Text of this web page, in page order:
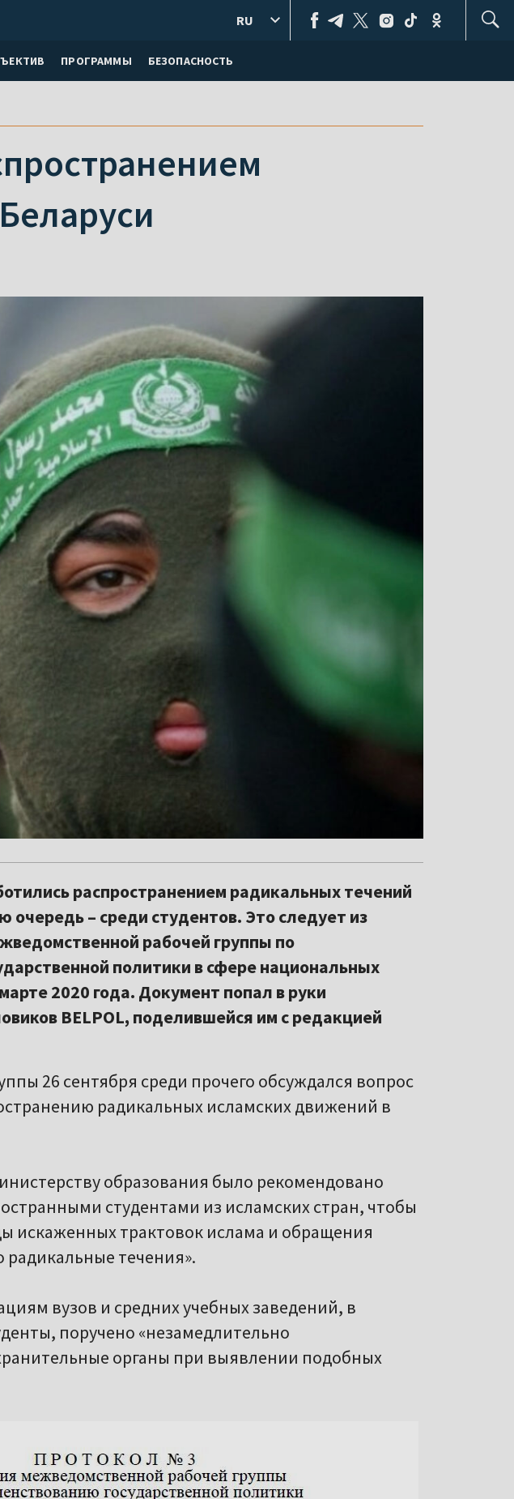
ПРОГРАММЫ БЕЗОПАСНОСТЬ
RU
распространением радикальных течений
очередь – среди студентов. Это следует из
рабочей группы по
политики в сфере национальных
2020 года. Документ попал в руки
BELPOL, поделившейся им с редакцией
26 сентября среди прочего обсуждался вопрос
радикальных исламских движений в
образования было рекомендовано
студентами из исламских стран, чтобы
искаженных трактовок ислама и обращения
течения».
вузов и средних учебных заведений, в
поручено «незамедлительно
органы при выявлении подобных